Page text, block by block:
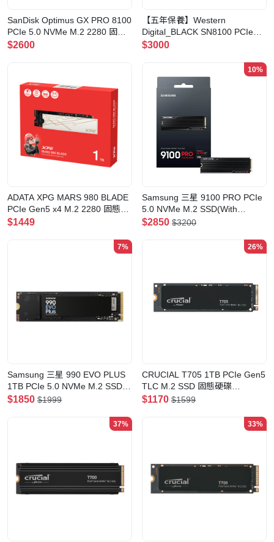
SanDisk Optimus GX PRO 8100
PCIe 5.0 NVMe M.2 2280 固態
硬碟(SDSP82100TAN)(無散熱
$2600
【五年保養】Western
Digital_BLACK SN8100 PCIe
Gen 5 NVMe 固態硬碟(無散熱
$3000
ADATA XPG MARS 980 BLADE
PCIe Gen5 x4 M.2 2280 固態硬
碟(1TB)
$1449
10%
Samsung 三星 9100 PRO PCIe
5.0 NVMe M.2 SSD(With
Heatsink-1TB)
$2850 $3200
7%
Samsung 三星 990 EVO PLUS
1TB PCIe 5.0 NVMe M.2 SSD固
態硬碟(請保留包裝, 以便日後保
$1850 $1999
26%
CRUCIAL T705 1TB PCIe Gen5
TLC M.2 SSD 固態硬碟
(CT1000T705SSD3)
$1170 $1599
37% 33%